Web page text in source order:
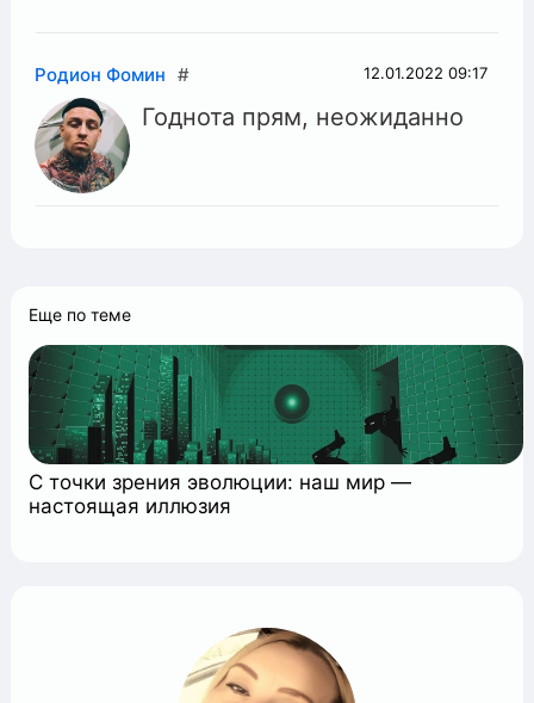
Родион Фомин 12.01.2022 09:17
#
Годнота прям, неожиданно
Еще по теме
C точки зрения эволюции: наш мир —
настоящая иллюзия